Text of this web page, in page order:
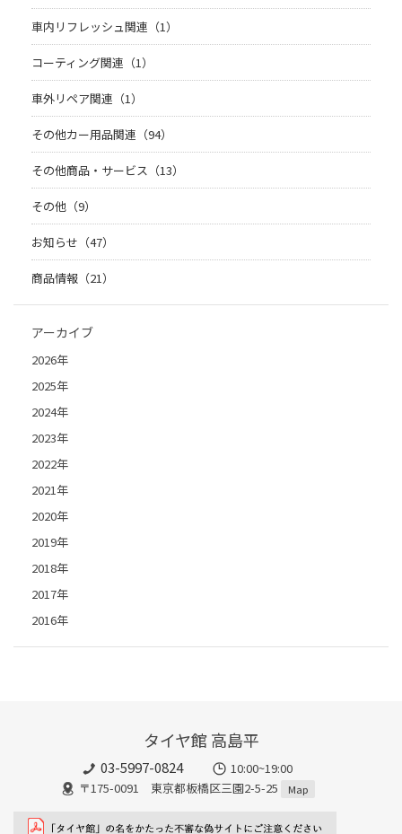
車内リフレッシュ関連（1）
コーティング関連（1）
車外リペア関連（1）
その他カー用品関連（94）
その他商品・サービス（13）
その他（9）
お知らせ（47）
商品情報（21）
アーカイブ
2026年
2025年
2024年
2023年
2022年
2021年
2020年
2019年
2018年
2017年
2016年
タイヤ館 高島平
03-5997-0824
10:00~19:00
〒175-0091 東京都板橋区三園2-5-25
Map